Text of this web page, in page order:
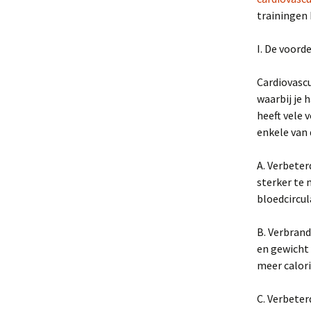
trainingen
I. De
waarbij je
heeft vele
enkele
A.
sterker te
B.
en
meer
C.